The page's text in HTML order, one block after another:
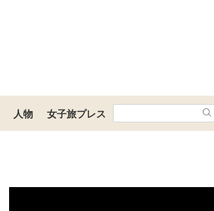
人物 女子旅プレス